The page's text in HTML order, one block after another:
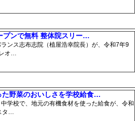
プンで無料 整体院スリー…
ンス志布志院（植屋浩幸院長）が、令和7年9
オ…
た野菜のおいしさを学校給食…
学校で、地元の有機食材を使った給食が、令和
タ…